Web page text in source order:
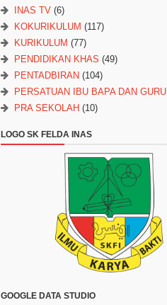
INAS TV (6)
KOKURIKULUM (117)
KURIKULUM (77)
PENDIDIKAN KHAS (49)
PENTADBIRAN (104)
PERSATUAN IBU BAPA DAN GURU
PRA SEKOLAH (10)
LOGO SK FELDA INAS
GOOGLE DATA STUDIO